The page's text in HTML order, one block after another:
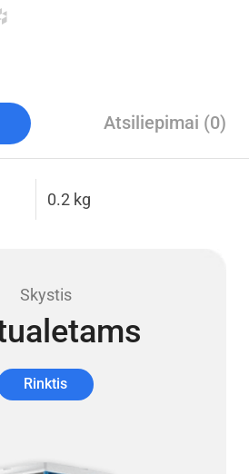
Atsiliepimai (0)
0.2 kg
Skystis
Rinktis